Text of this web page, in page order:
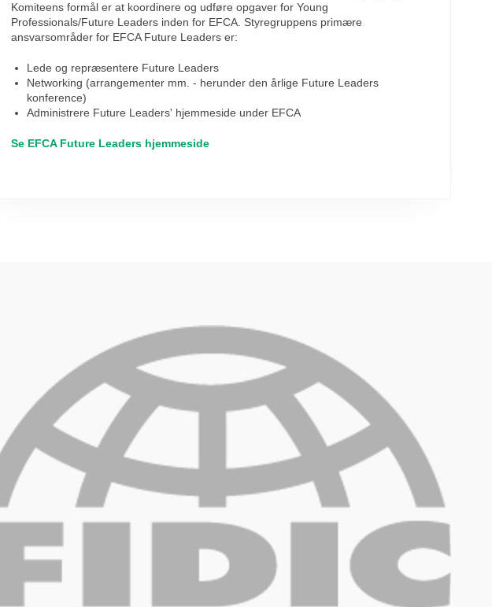
Komiteens formål er at koordinere og udføre opgaver for Young
Professionals/Future Leaders inden for EFCA. Styregruppens primære
ansvarsområder for EFCA Future Leaders er:
Lede og repræsentere Future Leaders
Networking (arrangementer mm. - herunder den årlige Future Leaders
konference)
Administrere Future Leaders' hjemmeside under EFCA
Se EFCA Future Leaders hjemmeside